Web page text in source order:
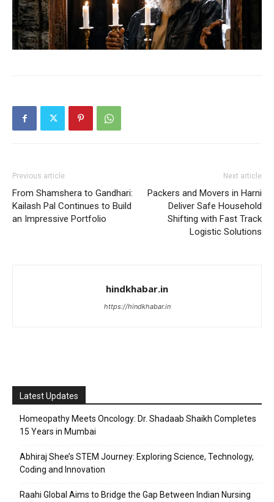
Previous article
From Shamshera to Gandhari:
Kailash Pal Continues to Build
an Impressive Portfolio
Next article
Packers and Movers in Harni
Deliver Safe Household
Shifting with Fast Track
Logistic Solutions
hindkhabar.in
https://hindkhabar.in
Latest Updates
Homeopathy Meets Oncology: Dr. Shadaab Shaikh Completes
15 Years in Mumbai
Abhiraj Shee’s STEM Journey: Exploring Science, Technology,
Coding and Innovation
Raahi Global Aims to Bridge the Gap Between Indian Nursing